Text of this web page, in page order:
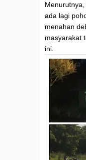
ada lagi
menahan
masyarakat
ini.